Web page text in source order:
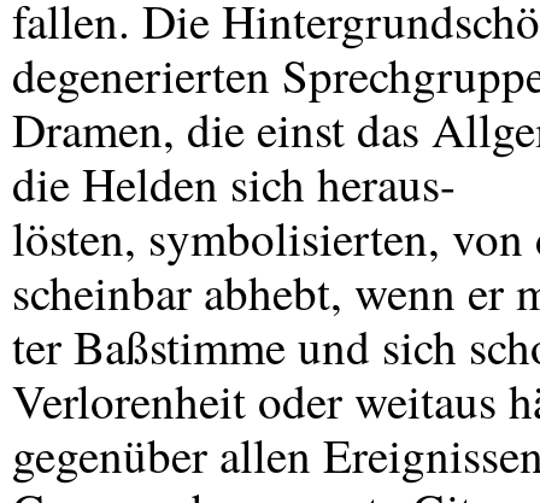
fallen. Die
degenerierten
Dramen, die einst das
die Helden sich heraus-
lösten, symbolisierten,
scheinbar abhebt, wenn er
ter Baßstimme und sich
Verlorenheit oder weitaus
gegenüber allen